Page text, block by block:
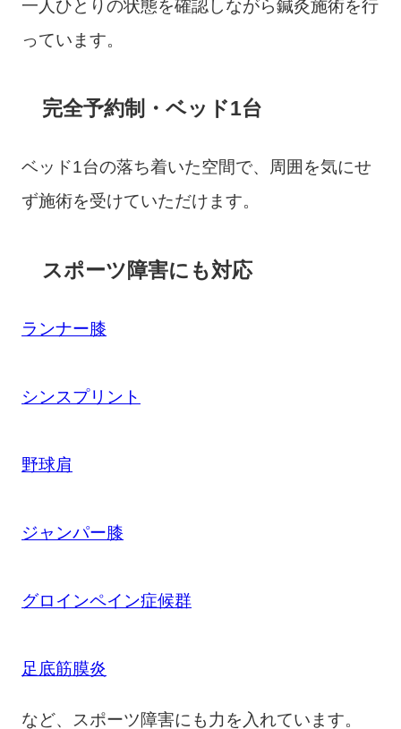
一人ひとりの状態を確認しながら鍼灸施術を行
っています。
完全予約制・ベッド1台
ベッド1台の落ち着いた空間で、周囲を気にせ
ず施術を受けていただけます。
スポーツ障害にも対応
ランナー膝
シンスプリント
野球肩
ジャンパー膝
グロインペイン症候群
足底筋膜炎
など、スポーツ障害にも力を入れています。